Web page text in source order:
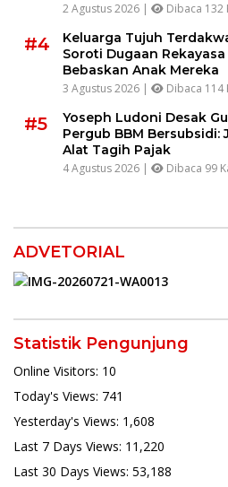
2 Agustus 2026 | Dibaca 132
#4
Keluarga Tujuh
Soroti Dugaan
Bebaskan Anak Mereka
3 Agustus 2026 | Dibaca 114
#5
Yoseph Ludoni Desak
Pergub BBM Bersubsidi:
Alat Tagih Pajak
4 Agustus 2026 | Dibaca 99
ADVETORIAL
Statistik Pengunjung
Online Visitors: 10
Today's Views: 741
Yesterday's Views: 1,608
Last 7 Days Views: 11,220
Last 30 Days Views: 53,188